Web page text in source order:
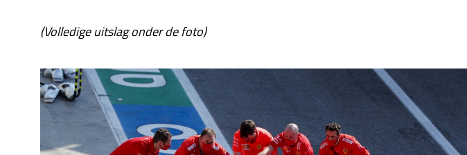
(Volledige uitslag onder de foto)